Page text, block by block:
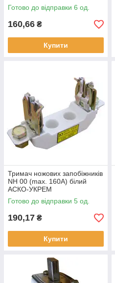
Готово до відправки 6 од.
160,66 ₴
Купити
Тримач ножових запобіжників
NH 00 (max. 160A) білий
АСКО-УКРЕМ
Готово до відправки 5 од.
190,17 ₴
Купити